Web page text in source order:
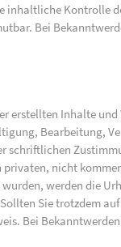
inhaltliche Kontrolle
Bei
erstellten Inhalte
Bearbeitung,
schriftlichen
privaten, nicht
werden die
Sie trotzdem
Bei